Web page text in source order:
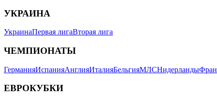
УКРАИНА
УкраинаПервая лигаВторая лига
ЧЕМПИОНАТЫ
ГерманияИспанияАнглияИталияБельгияМЛСНидерланды
ЕВРОКУБКИ